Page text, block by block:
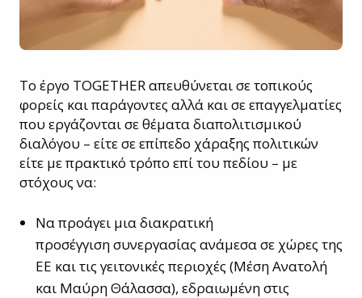
Το έργο TOGETHER απευθύνεται σε τοπικούς
φορείς και παράγοντες αλλά και σε επαγγελματίες
που εργάζονται σε θέματα διαπολιτισμικού
διαλόγου – είτε σε επίπεδο χάραξης πολιτικών
είτε με πρακτικό τρόπο επί του πεδίου – με
στόχους να:
Να προάγει μια διακρατική
προσέγγιση συνεργασίας ανάμεσα σε χώρες της
ΕΕ και τις γειτονικές περιοχές (Μέση Ανατολή
και Μαύρη Θάλασσα), εδραιωμένη στις